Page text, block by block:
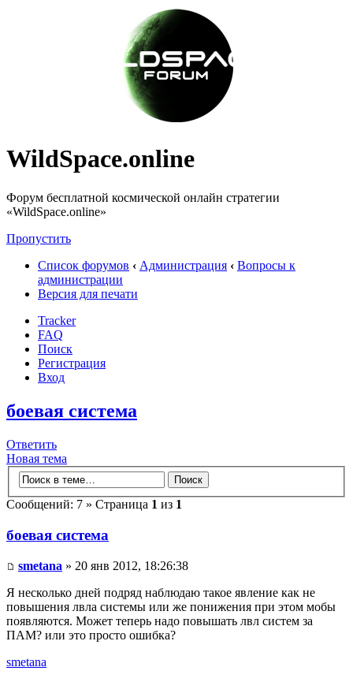
WildSpace.online
Форум бесплатной космической онлайн стратегии
«WildSpace.online»
Пропустить
Список форумов ‹ Администрация ‹ Вопросы к
администрации
Версия для печати
Tracker
FAQ
Поиск
Регистрация
Вход
боевая система
Ответить
Новая тема
Сообщений: 7 » Страница 1 из 1
боевая система
smetana » 20 янв 2012, 18:26:38
Я несколько дней подряд наблюдаю такое явление как не
повышения лвла системы или же понижения при этом мобы
появляются. Может теперь надо повышать лвл систем за
ПАМ? или это просто ошибка?
smetana